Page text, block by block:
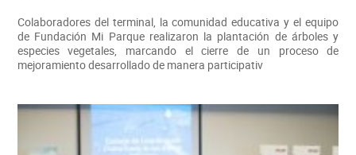
Colaboradores del terminal, la comunidad educativa y el equipo
de Fundación Mi Parque realizaron la plantación de árboles y
especies vegetales, marcando el cierre de un proceso de
mejoramiento desarrollado de manera participativ